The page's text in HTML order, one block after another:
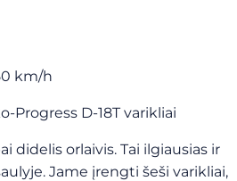
km/h
Progress D-18T varikliai
didelis orlaivis. Tai ilgiausias ir
Jame įrengti šeši varikliai,